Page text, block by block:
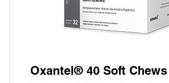
Oxantel® 40 Soft Chews